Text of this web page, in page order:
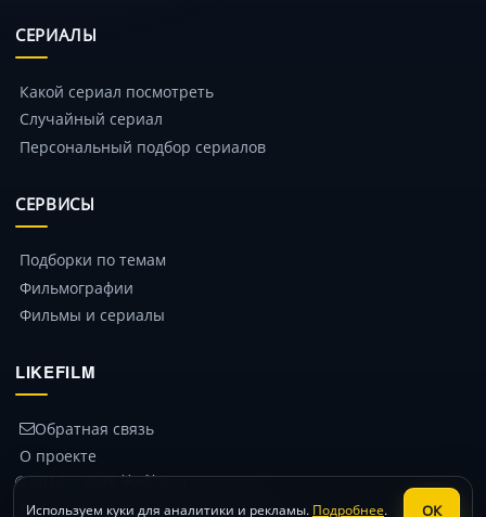
СЕРИАЛЫ
Какой сериал посмотреть
Случайный сериал
Персональный подбор сериалов
СЕРВИСЫ
Подборки по темам
Фильмографии
Фильмы и сериалы
LIKEFILM
Обратная связь
О проекте
© 2014 – 2026 likefilm.ru
Политика конфиденциальности
Используем куки для аналитики и рекламы. Подробнее. ОК